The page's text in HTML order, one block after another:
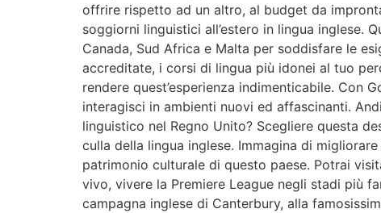
offrire rispetto ad un altro, al budget da
soggiorni linguistici all’estero in lingua inglese.
Canada, Sud Africa e Malta per soddisfare le
accreditate, i corsi di lingua più idonei al tuo
rendere quest’esperienza indimenticabile. Con
interagisci in ambienti nuovi ed affascinanti.
linguistico nel Regno Unito? Scegliere questa
culla della lingua inglese. Immagina di
patrimonio culturale di questo paese. Potrai
vivo, vivere la Premiere League negli stadi più
campagna inglese di Canterbury, alla